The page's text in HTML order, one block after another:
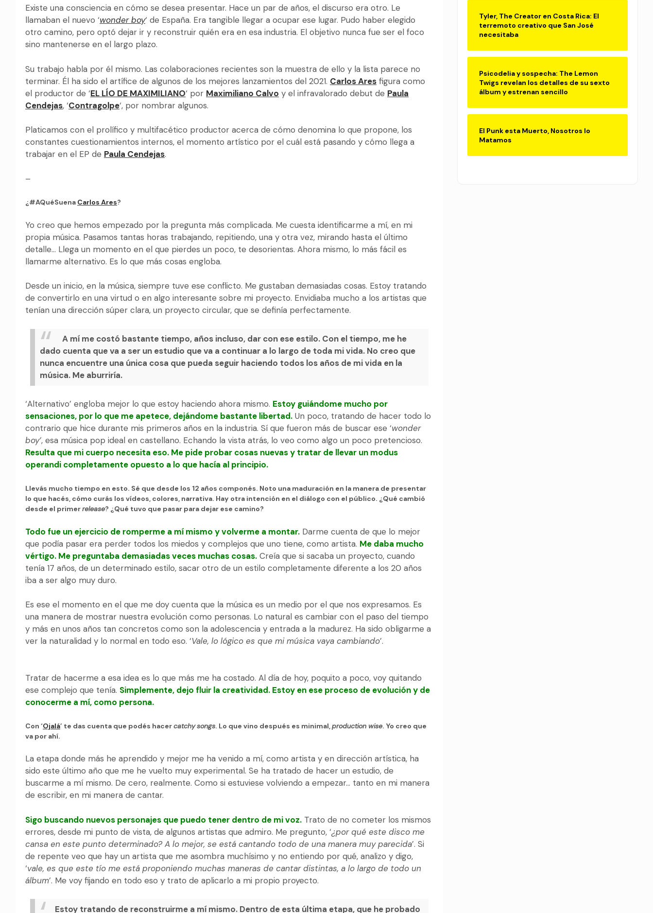
Existe una consciencia en cómo se desea presentar. Hace un par de años, el discurso era otro. Le
llamaban el nuevo ‘wonder boy‘ de España. Era tangible llegar a ocupar ese lugar. Pudo haber elegido
otro camino, pero optó dejar ir y reconstruir quién era en esa industria. El objetivo nunca fue ser el foco
sino mantenerse en el largo plazo.
Su trabajo habla por él mismo. Las colaboraciones recientes son la muestra de ello y la lista parece no
terminar. Él ha sido el artífice de algunos de los mejores lanzamientos del 2021. Carlos Ares figura como
el productor de ‘EL LÍO DE MAXIMILIANO‘ por Maximiliano Calvo y el infravalorado debut de Paula
Cendejas, ‘Contragolpe‘, por nombrar algunos.
Platicamos con el prolífico y multifacético productor acerca de cómo denomina lo que propone, los
constantes cuestionamientos internos, el momento artístico por el cuál está pasando y cómo llega a
trabajar en el EP de Paula Cendejas.
–
¿#AQuéSuena Carlos Ares?
Yo creo que hemos empezado por la pregunta más complicada. Me cuesta identificarme a mí, en mi
propia música. Pasamos tantas horas trabajando, repitiendo, una y otra vez, mirando hasta el último
detalle… Llega un momento en el que pierdes un poco, te desorientas. Ahora mismo, lo más fácil es
llamarme alternativo. Es lo que más cosas engloba.
Desde un inicio, en la música, siempre tuve ese conflicto. Me gustaban demasiadas cosas. Estoy tratando
de convertirlo en una virtud o en algo interesante sobre mi proyecto. Envidiaba mucho a los artistas que
tenían una dirección súper clara, un proyecto circular, que se definía perfectamente.
A mí me costó bastante tiempo, años incluso, dar con ese estilo. Con el tiempo, me he
dado cuenta que va a ser un estudio que va a continuar a lo largo de toda mi vida. No creo que
nunca encuentre una única cosa que pueda seguir haciendo todos los años de mi vida en la
música. Me aburriría.
‘Alternativo’ engloba mejor lo que estoy haciendo ahora mismo. Estoy guiándome mucho por
sensaciones, por lo que me apetece, dejándome bastante libertad. Un poco, tratando de hacer todo lo
contrario que hice durante mis primeros años en la industria. Sí que fueron más de buscar ese ‘wonder
boy’, esa música pop ideal en castellano. Echando la vista atrás, lo veo como algo un poco pretencioso.
Resulta que mi cuerpo necesita eso. Me pide probar cosas nuevas y tratar de llevar un modus
operandi completamente opuesto a lo que hacía al principio.
Llevás mucho tiempo en esto. Sé que desde los 12 años componés. Noto una maduración en la manera de presentar
lo que hacés, cómo curás los vídeos, colores, narrativa. Hay otra intención en el diálogo con el público. ¿Qué cambió
desde el primerrelease? ¿Qué tuvo que pasar para dejar ese camino?
Todo fue un ejercicio de romperme a mí mismo y volverme a montar. Darme cuenta de que lo mejor
que podía pasar era perder todos los miedos y complejos que uno tiene, como artista. Me daba mucho
vértigo. Me preguntaba demasiadas veces muchas cosas. Creía que si sacaba un proyecto, cuando
tenía 17 años, de un determinado estilo, sacar otro de un estilo completamente diferente a los 20 años
iba a ser algo muy duro.
Es ese el momento en el que me doy cuenta que la música es un medio por el que nos expresamos. Es
una manera de mostrar nuestra evolución como personas. Lo natural es cambiar con el paso del tiempo
y más en unos años tan concretos como son la adolescencia y entrada a la madurez. Ha sido obligarme a
ver la naturalidad y lo normal en todo eso. ‘Vale, lo lógico es que mi música vaya cambiando’.
Tratar de hacerme a esa idea es lo que más me ha costado. Al día de hoy, poquito a poco, voy quitando
ese complejo que tenía. Simplemente, dejo fluir la creatividad. Estoy en ese proceso de evolución y de
conocerme a mí, como persona.
Con ‘Ojalá’ te das cuenta que podés hacercatchysongs. Lo que vino después es minimal, production wise. Yo creo que
va por ahí.
La etapa donde más he aprendido y mejor me ha venido a mí, como artista y en dirección artística, ha
sido este último año que me he vuelto muy experimental. Se ha tratado de hacer un estudio, de
buscarme a mí mismo. De cero, realmente. Como si estuviese volviendo a empezar… tanto en mi manera
de escribir, en mi manera de cantar.
Sigo buscando nuevos personajes que puedo tener dentro de mi voz. Trato de no cometer los mismos
errores, desde mi punto de vista, de algunos artistas que admiro. Me pregunto, ‘¿por qué este disco me
cansa en este punto determinado? A lo mejor, se está cantando todo de una manera muy parecida’. Si
de repente veo que hay un artista que me asombra muchísimo y no entiendo por qué, analizo y digo,
‘vale, es que este tío me está proponiendo muchas maneras de cantar distintas, a lo largo de todo un
álbum’. Me voy fijando en todo eso y trato de aplicarlo a mi propio proyecto.
Estoy tratando de reconstruirme a mí mismo. Dentro de esta última etapa, que he probado
Tyler, The Creator en Costa Rica: El
terremoto creativo que San José
necesitaba
Psicodelia y sospecha: The Lemon
Twigs revelan los detalles de su sexto
álbum y estrenan sencillo
El Punk esta Muerto, Nosotros lo
Matamos